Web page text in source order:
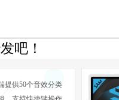
吧！
提供50个音效分类